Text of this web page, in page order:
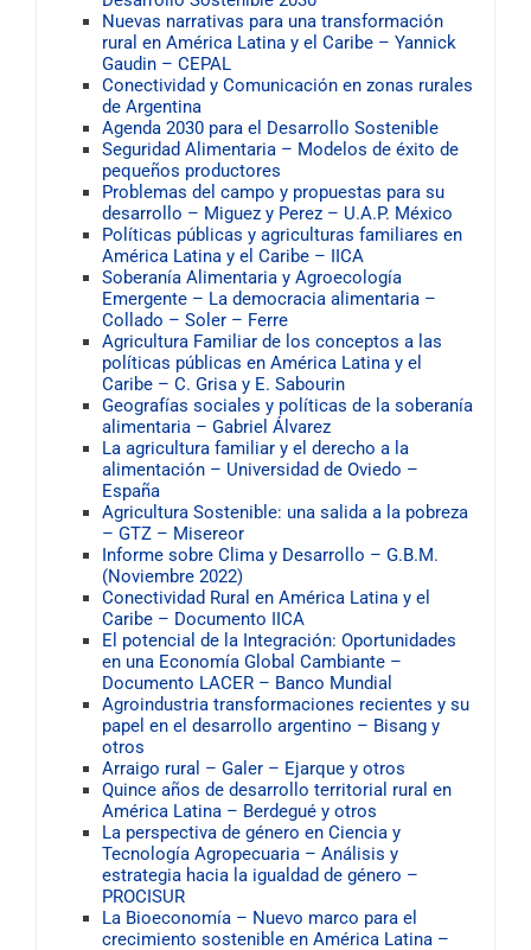
Nuevas narrativas para una transformación
rural en América Latina y el Caribe – Yannick
Gaudin – CEPAL
Conectividad y Comunicación en zonas rurales
de Argentina
Agenda 2030 para el Desarrollo Sostenible
Seguridad Alimentaria – Modelos de éxito de
pequeños productores
Problemas del campo y propuestas para su
desarrollo – Miguez y Perez – U.A.P. México
Políticas públicas y agriculturas familiares en
América Latina y el Caribe – IICA
Soberanía Alimentaria y Agroecología
Emergente – La democracia alimentaria –
Collado – Soler – Ferre
Agricultura Familiar de los conceptos a las
políticas públicas en América Latina y el
Caribe – C. Grisa y E. Sabourin
Geografías sociales y pol íticas de la soberanía
alimentaria – Gabriel Álvarez
La agricultura familiar y el derecho a la
alimentación – Universidad de Oviedo –
España
Agricultura Sostenible: una salida a la pobreza
– GTZ – Misereor
Informe sobre Clima y Desarrollo – G.B.M.
(Noviembre 2022)
Conectividad Rural en América Latina y el
Caribe – Documento IICA
El potencial de la Integración: Oportunidades
en una Economía Global Cambiante –
Documento LACER – Banco Mundial
Agroindustria transformaciones recientes y su
papel en el desarrollo argentino – Bisang y
otros
Arraigo rural – Galer – Ejarque y otros
Quince años de desarrollo territorial rural en
América Latina – Berdegué y otros
La perspectiva de género en Ciencia y
Tecnología Agropecuaria – Análisis y
estrategia hacia la igualdad de género –
PROCISUR
La Bioeconomía – Nuevo marco para el
crecimiento sostenible en América Latina –